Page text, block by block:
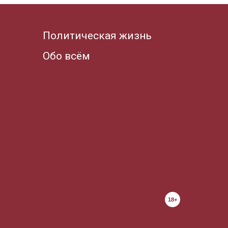
Политическая жизнь
Обо всём
18+